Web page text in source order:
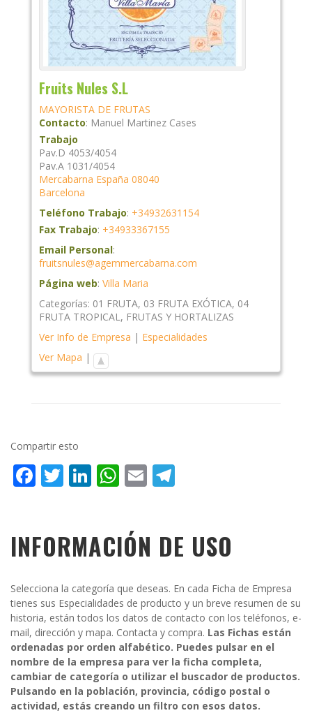
Fruits Nules S.L
MAYORISTA DE FRUTAS
Contacto: Manuel Martinez Cases
Trabajo
Pav.D 4053/4054
Pav.A 1031/4054
Mercabarna España 08040
Barcelona
Teléfono Trabajo: +34932631154
Fax Trabajo: +34933367155
Email Personal:
fruitsnules@agemmercabarna.com
Página web: Villa Maria
Categorías: 01 FRUTA, 03 FRUTA EXÓTICA, 04
FRUTA TROPICAL, FRUTAS Y HORTALIZAS
Ver Info de Empresa | Especialidades
Ver Mapa |
Compartir esto
Facebook
Twitter
LinkedIn
WhatsApp
Email
INFORMACIÓN DE USO
Selecciona la categoría que deseas. En cada Ficha de Empresa
tienes sus Especialidades de producto y un breve resumen de su
historia, están todos los datos de contacto con los teléfonos, e-
mail, dirección y mapa. Contacta y compra. Las Fichas están
ordenadas por orden alfabético. Puedes pulsar en el
nombre de la empresa para ver la ficha completa,
cambiar de categoría o utilizar el buscador de productos.
Pulsando en la población, provincia, código postal o
actividad, estás creando un filtro con esos datos.